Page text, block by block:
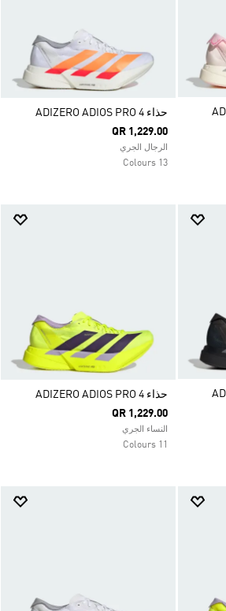
حذاء ADIZERO ADIOS PRO 4
QR 1,229.00
الرجال الجري
13 Colours
حذاء ADIZERO ADIOS PRO 4
QR 1,229.00
النساء الجري
11 Colours